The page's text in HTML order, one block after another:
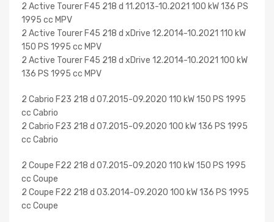
2 Active Tourer F45 218 d 11.2013-10.2021 100 kW 136 PS
1995 cc MPV
2 Active Tourer F45 218 d xDrive 12.2014-10.2021 110 kW
150 PS 1995 cc MPV
2 Active Tourer F45 218 d xDrive 12.2014-10.2021 100 kW
136 PS 1995 cc MPV
2 Cabrio F23 218 d 07.2015-09.2020 110 kW 150 PS 1995
cc Cabrio
2 Cabrio F23 218 d 07.2015-09.2020 100 kW 136 PS 1995
cc Cabrio
2 Coupe F22 218 d 07.2015-09.2020 110 kW 150 PS 1995
cc Coupe
2 Coupe F22 218 d 03.2014-09.2020 100 kW 136 PS 1995
cc Coupe